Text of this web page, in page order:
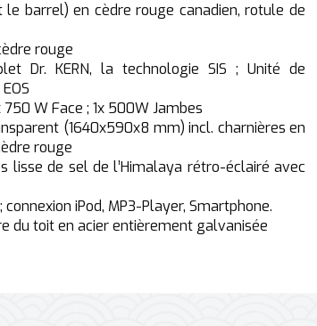
barrel) en cèdre rouge canadien, rotule de
rouge
Dr. KERN, la technologie SIS ; Unité de
W Face ; 1x 500W Jambes
(1640x590x8 mm) incl. charnières en
rouge
lisse de sel de l’Himalaya rétro-éclairé avec
iPod, MP3-Player, Smartphone.
du toit en acier entièrement galvanisée